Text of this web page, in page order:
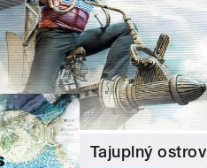
Tajuplný ostrov